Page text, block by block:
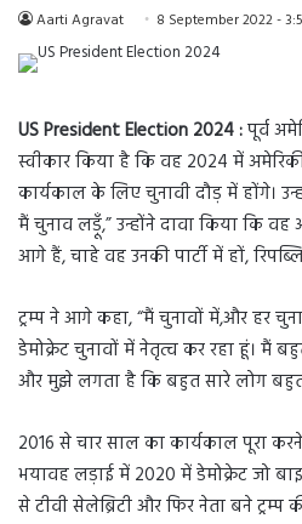
Aarti Agravat 8 September 2022 -
US President Election 2024 :पूर्व
स्वीकार किया है कि वह 2024 में
कार्यकाल के लिए चुनावी दौड़ में होंगे।
मैं चुनाव लड़ूँ,” उन्होंने दावा किया कि
आगे हैं, चाहे वह उनकी पार्टी में हों,
ट्रम्प ने आगे कहा, “मैं चुनावों में,और हर
डेमोक्रेट चुनावों में नेतृत्व कर रहा हूं। मैं
और मुझे लगता है कि बहुत सारे लोग
2016 से चार साल का कार्यकाल पूरा
भयावह लड़ाई में 2020 में डेमोक्रेट जो
से टीवी सेलेब्रिटी और फिर नेता बने ट्रम्प